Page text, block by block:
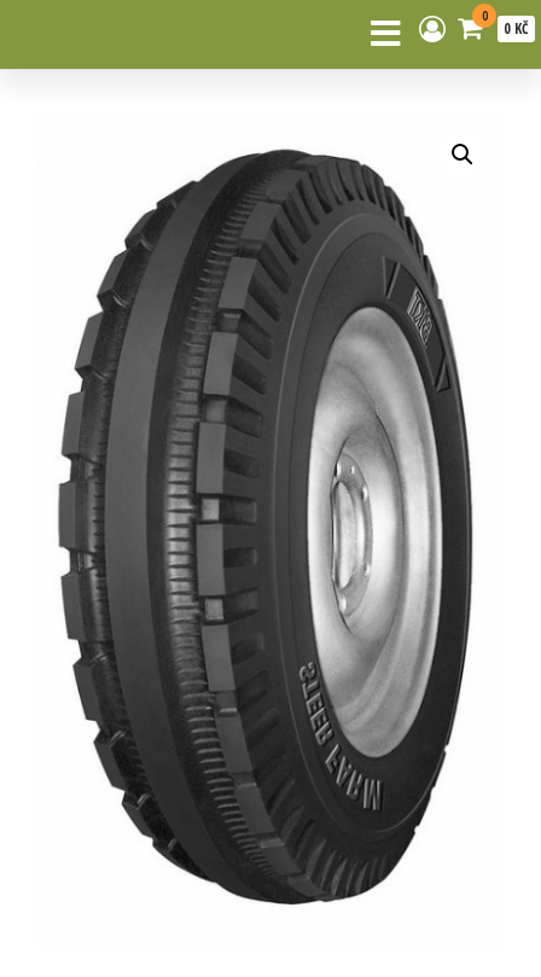
0
0 KČ